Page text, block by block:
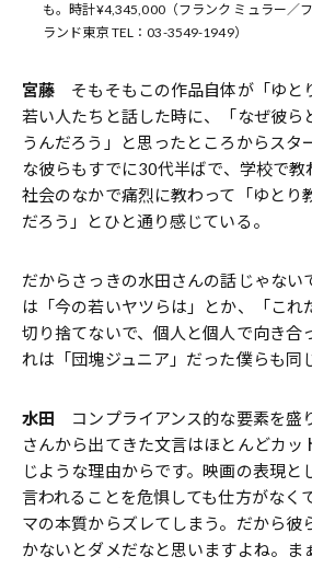
も。時計¥4,345,000（フランク ミュラー／
ランド東京 TEL：03-3549-1949）
宮藤 そもそもこの作品自体が「ゆと
若い人たちと話した時に、「なぜ彼ら
うんだろう」と思ったところからスタ
な彼らもすでに30代半ばで、学校で教
社会のなかで痛烈に教わって「ゆとり
だろう」とひと通り感じている。
だからさっきの水田さんの話じゃない
は「今の若いヤツらは」とか、「これ
切り捨てないで、個人と個人で向き合
れは「団塊ジュニア」だった僕らも同
水田
コンプライアンス的な要素を盛
さんから出てきた文言はほとんどカッ
じような理由からです。映画の表現と
言われることを危惧しても仕方がなく
マの本質からズレてしまう。だから彼
かないとダメだなと思いますよね。ま